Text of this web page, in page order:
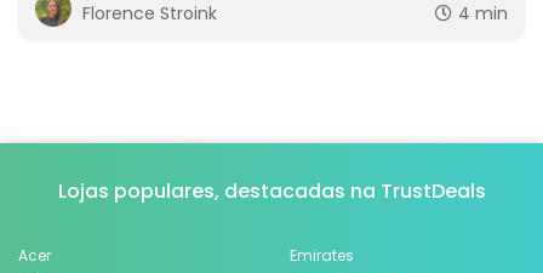
Florence Stroink 4 min
Lojas populares, destacadas na TrustDeals
Acer
Emirates